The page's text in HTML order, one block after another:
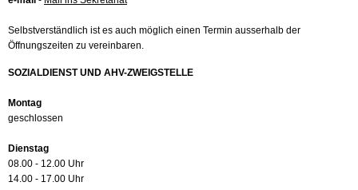
Selbstverständlich ist es auch möglich einen Termin ausserhalb der
Öffnungszeiten zu vereinbaren.
SOZIALDIENST UND AHV-ZWEIGSTELLE
Montag
geschlossen
Dienstag
08.00 - 12.00 Uhr
14.00 - 17.00 Uhr